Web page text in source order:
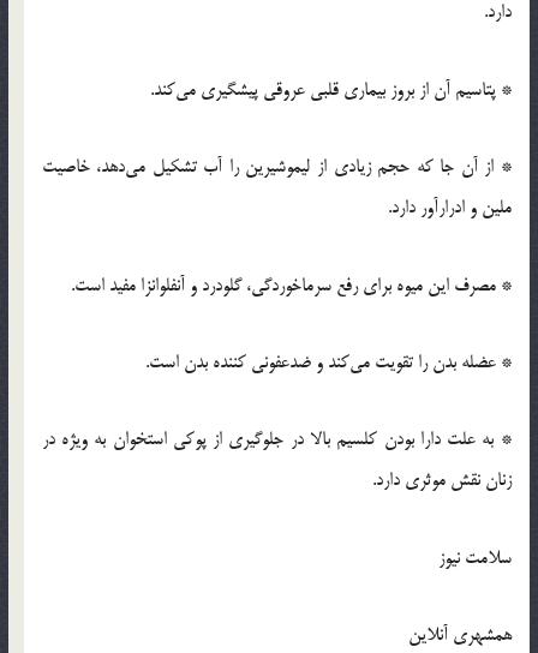
دارد.
* پتاسیم آن از بروز بیماری قلبی عروقی پیشگیری می‌کند.
* از آن جا که حجم زیادی از لیموشیرین را آب تشکیل می‌دهد، خاصیت
ملین و ادرارآور دارد.
* مصرف این میوه برای رفع سرماخوردگی، گلودرد و آنفلوانزا مفید است.
* عضله بدن را تقویت می‌کند و ضدعفونی کننده بدن است.
* به علت دارا بودن کلسیم بالا در جلوگیری از پوکی استخوان به ویژه در
زنان نقش موثری دارد.
سلامت نیوز
همشهری آنلاین